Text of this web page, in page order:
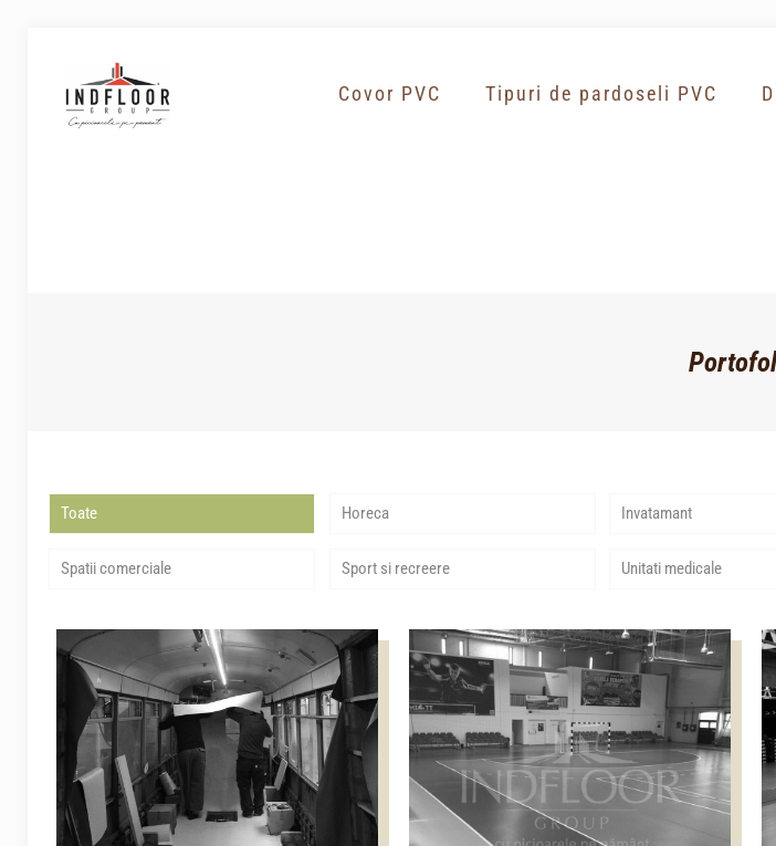
Covor PVC Tipuri de pardoseli PVC
Toate Horeca Invatamant
Spatii comerciale Sport si recreere Unitati medicale